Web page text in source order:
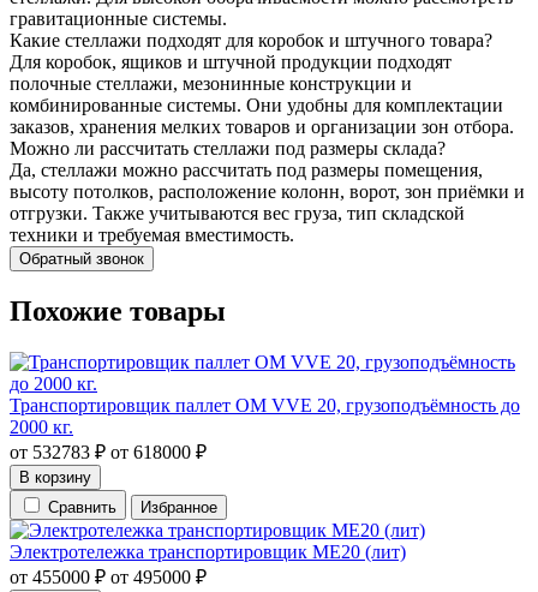
гравитационные системы.
Какие стеллажи подходят для коробок и штучного товара?
Для коробок, ящиков и штучной продукции подходят
полочные стеллажи, мезонинные конструкции и
комбинированные системы. Они удобны для комплектации
заказов, хранения мелких товаров и организации зон отбора.
Можно ли рассчитать стеллажи под размеры склада?
Да, стеллажи можно рассчитать под размеры помещения,
высоту потолков, расположение колонн, ворот, зон приёмки и
отгрузки. Также учитываются вес груза, тип складской
техники и требуемая вместимость.
Обратный звонок
Похожие товары
Транспортировщик паллет OM VVE 20, грузоподъёмность до
2000 кг.
от 532783 ₽ от 618000 ₽
В корзину
Сравнить
Избранное
Электротележка транспортировщик ME20 (лит)
от 455000 ₽ от 495000 ₽